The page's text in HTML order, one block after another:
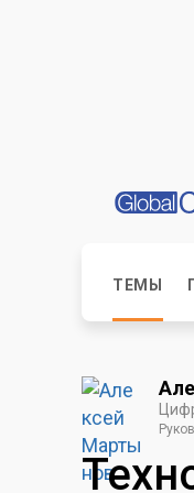
ТЕМЫ